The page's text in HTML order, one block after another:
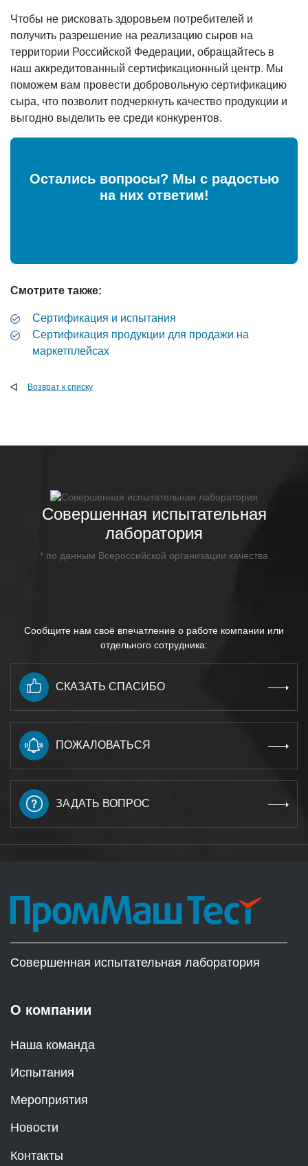
Чтобы не рисковать здоровьем потребителей и
получить разрешение на реализацию сыров на
территории Российской Федерации, обращайтесь в
наш аккредитованный сертификационный центр. Мы
поможем вам провести добровольную сертификацию
сыра, что позволит подчеркнуть качество продукции и
выгодно выделить ее среди конкурентов.
Остались вопросы? Мы с радостью
на них ответим!
Смотрите также:
Сертификация и испытания
Сертификация продукции для продажи на
маркетплейсах
Возврат к списку
Совершенная испытательная
лаборатория
* по данным Всероссийской организации качества
Сообщите нам своё впечатление о работе компании или
отдельного сотрудника:
СКАЗАТЬ СПАСИБО
ПОЖАЛОВАТЬСЯ
ЗАДАТЬ ВОПРОС
Совершенная испытательная лаборатория
О компании
Наша команда
Испытания
Мероприятия
Новости
Контакты